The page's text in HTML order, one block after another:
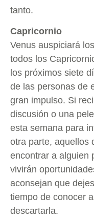
tanto.
Capricornio
Venus auspiciará
todos los
los próximos siete
de las personas de
gran impulso. Si
discusión o una
esta semana para
otra parte, aquellos
encontrar a alguien
vivirán
aconsejan que
tiempo de conocer
descartarla.